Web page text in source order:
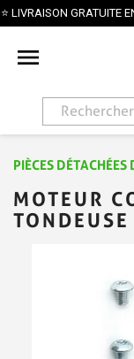
FRANCE

PIÈCES
MOTEUR